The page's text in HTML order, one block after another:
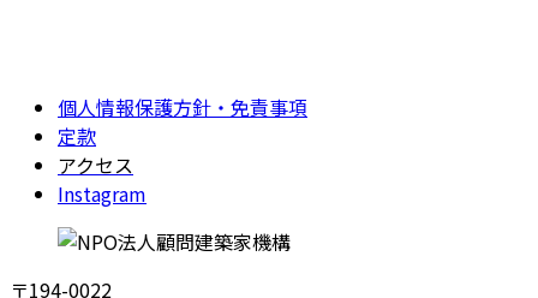
個人情報保護方針・免責事項
定款
アクセス
Instagram
〒194-0022